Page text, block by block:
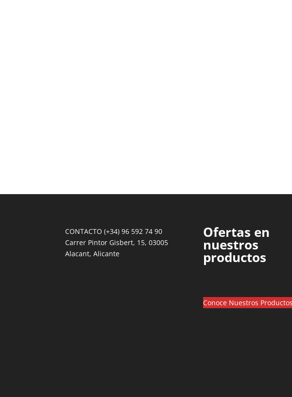
CONTACTO (+34) 96 592 74 90
Carrer Pintor Gisbert, 15, 03005
Alacant, Alicante
Ofertas en
nuestros
productos
Conoce Nuestros Productos